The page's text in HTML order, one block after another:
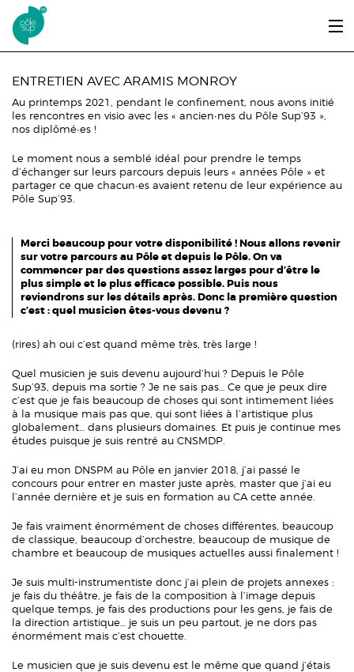
Aller au contenu principal
ENTRER ET SE FORMER
ÉCOUTER, VOIR & LIRE
ERASMUS+
ENTRETIEN AVEC ARAMIS MONROY
Au printemps 2021, pendant le confinement, nous avons initié
les rencontres en visio avec les « ancien∙nes du Pôle Sup’93 »,
nos diplômé∙es !
Le moment nous a semblé idéal pour prendre le temps
d’échanger sur leurs parcours depuis leurs « années Pôle » et
partager ce que chacun∙es avaient retenu de leur expérience au
Pôle Sup’93.
Merci beaucoup pour votre disponibilité ! Nous allons revenir
sur votre parcours au Pôle et depuis le Pôle. On va
commencer par des questions assez larges pour d’être le
plus simple et le plus efficace possible. Puis nous
reviendrons sur les détails après. Donc la première question
c’est : quel musicien êtes-vous devenu ?
(rires) ah oui c’est quand même très, très large !
Quel musicien je suis devenu aujourd’hui ? Depuis le Pôle
Sup’93, depuis ma sortie ? Je ne sais pas… Ce que je peux dire
c’est que je fais beaucoup de choses qui sont intimement liées
à la musique mais pas que, qui sont liées à l’artistique plus
globalement… dans plusieurs domaines. Et puis je continue mes
études puisque je suis rentré au CNSMDP.
J’ai eu mon DNSPM au Pôle en janvier 2018, j’ai passé le
concours pour entrer en master juste après, master que j’ai eu
l’année dernière et je suis en formation au CA cette année.
Je fais vraiment énormément de choses différentes, beaucoup
de classique, beaucoup d’orchestre, beaucoup de musique de
chambre et beaucoup de musiques actuelles aussi finalement !
Je suis multi-instrumentiste donc j’ai plein de projets annexes :
je fais du théâtre, je fais de la composition à l’image depuis
quelque temps, je fais des productions pour les gens, je fais de
la direction artistique… je suis un peu partout, je ne dors pas
énormément mais c’est chouette.
Le musicien que je suis devenu est le même que quand j’étais